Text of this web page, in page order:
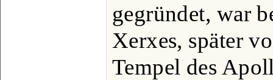
gegründet, war
Xerxes, später
Tempel des